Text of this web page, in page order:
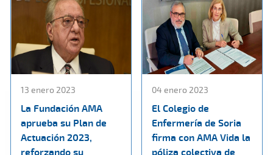
13 enero 2023
La Fundación AMA
aprueba su Plan de
Actuación 2023,
reforzando su
04 enero 2023
El Colegio de
Enfermería de Soria
firma con AMA Vida la
póliza colectiva de